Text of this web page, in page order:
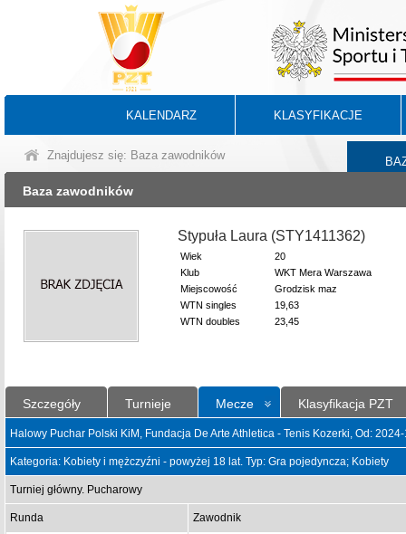
KALENDARZ KLASYFIKACJE
Znajdujesz się: Baza zawodników
Baza zawodników
Stypuła Laura (STY1411362)
Wiek
20
Klub
WKT Mera Warszawa
Miejscowość
Grodzisk maz
WTN singles
19,63
WTN doubles
23,45
Szczegóły Turnieje Mecze Klasyfikacja PZT
Halowy Puchar Polski KiM, Fundacja De Arte Athletica - Tenis Kozerki, Od:
Kategoria: Kobiety i mężczyźni - powyżej 18 lat. Typ: Gra pojedyncza; Kobiety
Turniej główny. Pucharowy
Runda Zawodnik